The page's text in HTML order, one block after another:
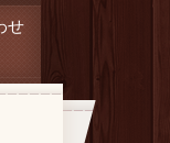
せ